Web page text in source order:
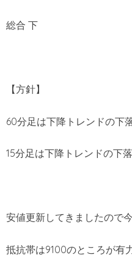
総合 下
【方針】
60分足は下降トレンドの下
15分足は下降トレンドの下
安値更新してきましたので
抵抗帯は9100のところが有